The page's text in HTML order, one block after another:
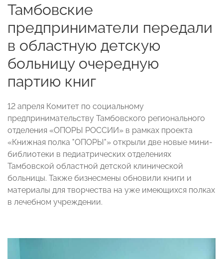
Тамбовские
предприниматели передали
в областную детскую
больницу очередную
партию книг
12 апреля Комитет по социальному
предпринимательству Тамбовского регионального
отделения «ОПОРЫ РОССИИ» в рамках проекта
«Книжная полка "ОПОРЫ"» открыли две новые мини-
библиотеки в педиатрических отделениях
Тамбовской областной детской клинической
больницы. Также бизнесмены обновили книги и
материалы для творчества на уже имеющихся полках
в лечебном учреждении.